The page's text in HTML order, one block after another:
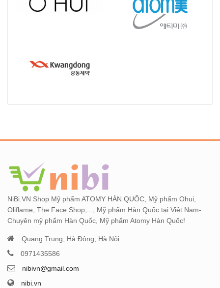
NiBi.VN Shop Mỹ phẩm ATOMY HÀN QUỐC, Mỹ phẩm Ohui,
Oliflame, The Face Shop,..., Mỹ phẩm Hàn Quốc tại Việt Nam-
Chuyên mỹ phẩm Hàn Quốc, Mỹ phẩm Atomy Hàn Quốc!
Quang Trung, Hà Đông, Hà Nội
0971435586
nibivn@gmail.com
nibi.vn